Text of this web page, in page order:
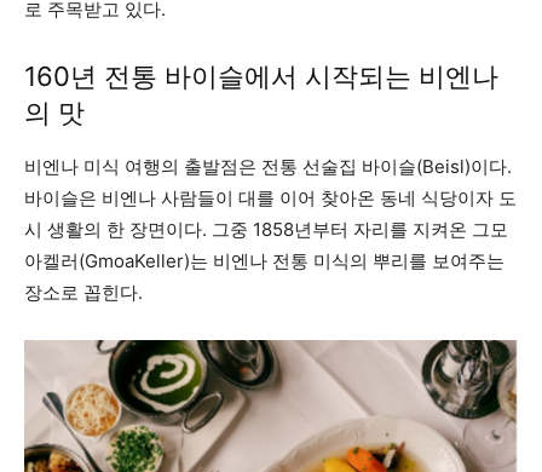
로 주목받고 있다.
160년 전통 바이슬에서 시작되는 비엔나
의 맛
비엔나 미식 여행의 출발점은 전통 선술집 바이슬(Beisl)이다.
바이슬은 비엔나 사람들이 대를 이어 찾아온 동네 식당이자 도
시 생활의 한 장면이다. 그중 1858년부터 자리를 지켜온 그모
아켈러(GmoaKeller)는 비엔나 전통 미식의 뿌리를 보여주는
장소로 꼽힌다.